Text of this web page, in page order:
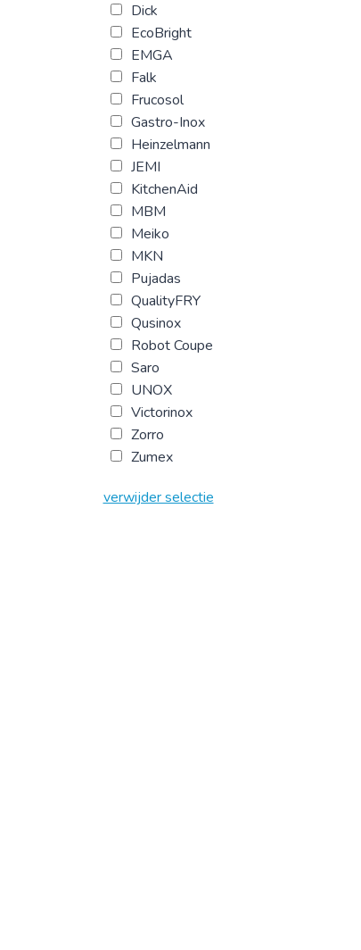
Dick
EcoBright
EMGA
Falk
Frucosol
Gastro-Inox
Heinzelmann
JEMI
KitchenAid
MBM
Meiko
MKN
Pujadas
QualityFRY
Qusinox
Robot Coupe
Saro
UNOX
Victorinox
Zorro
Zumex
verwijder selectie